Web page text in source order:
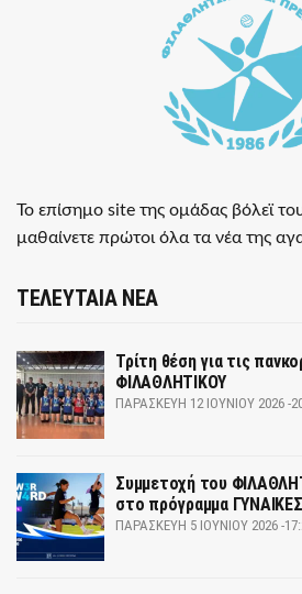
Το επίσημο site της ομάδας βόλεϊ
μαθαίνετε πρώτοι όλα τα νέα της
ΤΕΛΕΥΤΑΙΑ ΝΕΑ
Τρίτη θέση για τις
ΦΙΛΑΘΛΗΤΙΚΟΥ
ΠΑΡΑΣΚΕΥΉ 12 ΙΟΥΝΊΟΥ 2026 -
Συμμετοχή του
στο πρόγραμμα
ΠΑΡΑΣΚΕΥΉ 5 ΙΟΥΝΊΟΥ 2026 -